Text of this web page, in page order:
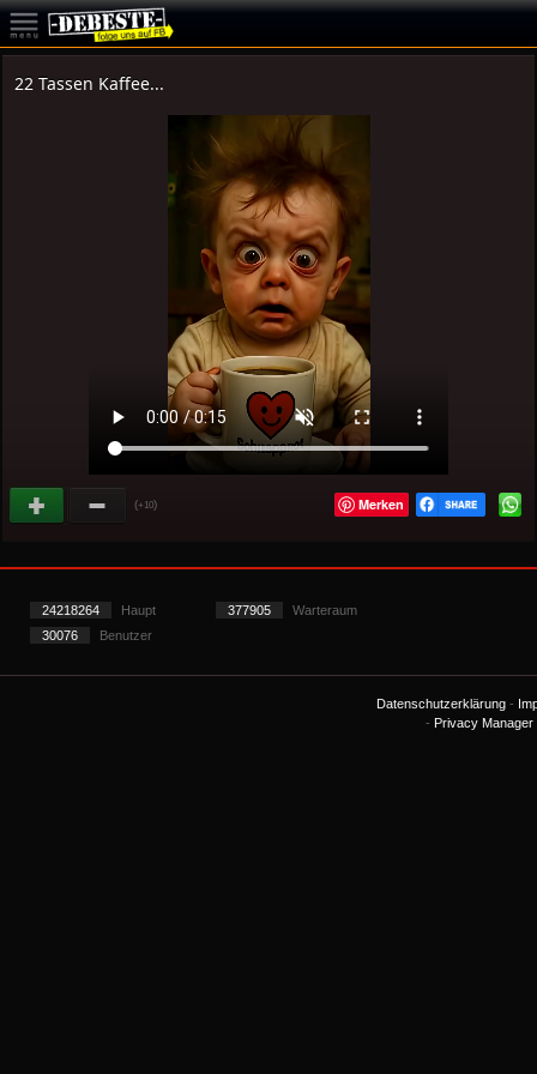
22 Tassen Kaffee...
(+10) Merken
24218264 Haupt 377905
Warteraum
30076
Benutzer
Datenschutzerklärung-
- Privacy Manager